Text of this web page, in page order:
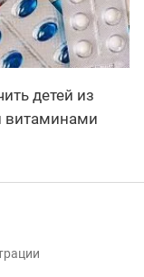
детей из
витаминами